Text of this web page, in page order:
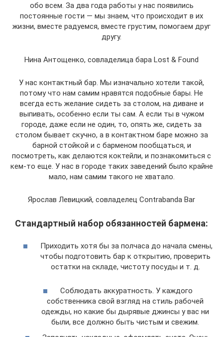
обо всем. За два года работы у нас появились
постоянные гости — мы знаем, что происходит в их
жизни, вместе радуемся, вместе грустим, помогаем друг
другу.
Нина Антощенко, совладелица бара Lost & Found
У нас контактный бар. Мы изначально хотели такой,
потому что нам самим нравятся подобные бары. Не
всегда есть желание сидеть за столом, на диване и
выпивать, особенно если ты сам. А если ты в чужом
городе, даже если не один, то, опять же, сидеть за
столом бывает скучно, а в контактном баре можно за
барной стойкой и с барменом пообщаться, и
посмотреть, как делаются коктейли, и познакомиться с
кем-то еще. У нас в городе таких заведений было крайне
мало, нам самим такого не хватало.
Ярослав Левицкий, совладелец Contrabanda Bar
Стандартный набор обязанностей бармена:
Приходить хотя бы за полчаса до начала смены,
чтобы подготовить бар к открытию, проверить
остатки на складе, чистоту посуды и т. д.
Соблюдать аккуратность. У каждого
собственника свой взгляд на стиль рабочей
одежды, но какие бы дырявые джинсы у вас ни
были, все должно быть чистым и свежим.